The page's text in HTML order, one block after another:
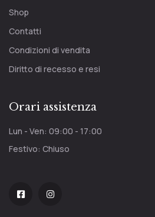
Shop
Contatti
Condizioni di vendita
Diritto di recesso e resi
Orari assistenza
Lun - Ven: 09:00 - 17:00
Festivo: Chiuso